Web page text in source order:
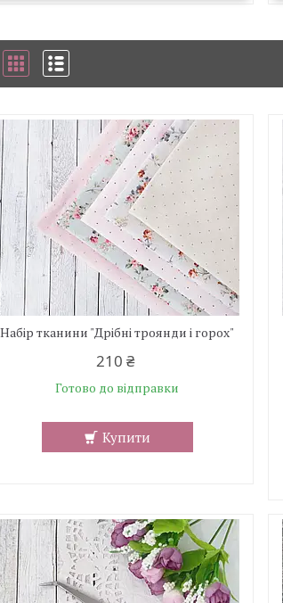
Набір тканини "Дрібні троянди і горох"
210 ₴
Готово до відправки
Купити